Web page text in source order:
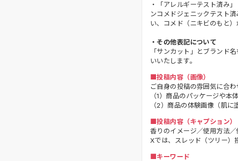
・「アレルギーテスト済み
ンコメドジェニックテスト
い、コメド（ニキビのもと
・その他表記について
「サンカット」とブランド
いいたします。
■投稿内容（画像）
ご自身の投稿の雰囲気に合
（1）商品のパッケージや本
（2）商品の体験画像（肌に
■投稿内容（キャプション）
香りのイメージ／使用方法
Xでは、スレッド（ツリー
■キーワード